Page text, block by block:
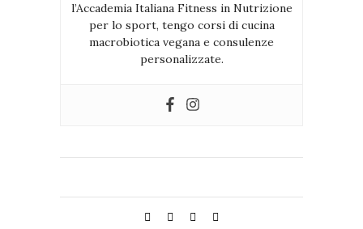
l’Accademia Italiana Fitness in Nutrizione
per lo sport, tengo corsi di cucina
macrobiotica vegana e consulenze
personalizzate.